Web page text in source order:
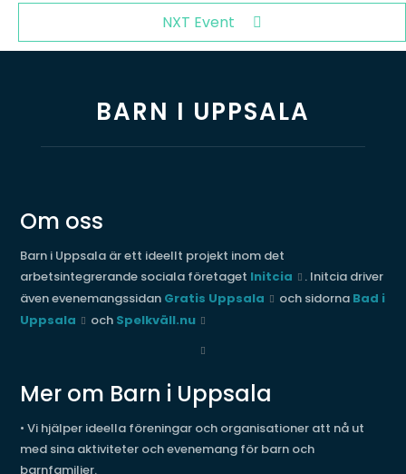
NXT Event
BARN I UPPSALA
Om oss
Barn i Uppsala är ett ideellt projekt inom det
arbetsintegrerande sociala företaget Initcia
. Initcia driver
även evenemangssidan Gratis Uppsala och sidorna Bad i
Uppsala
och Spelkväll.nu
Mer om Barn i Uppsala
• Vi hjälper ideella föreningar och organisationer att nå ut
med sina aktiviteter och evenemang för barn och
barnfamiljer.